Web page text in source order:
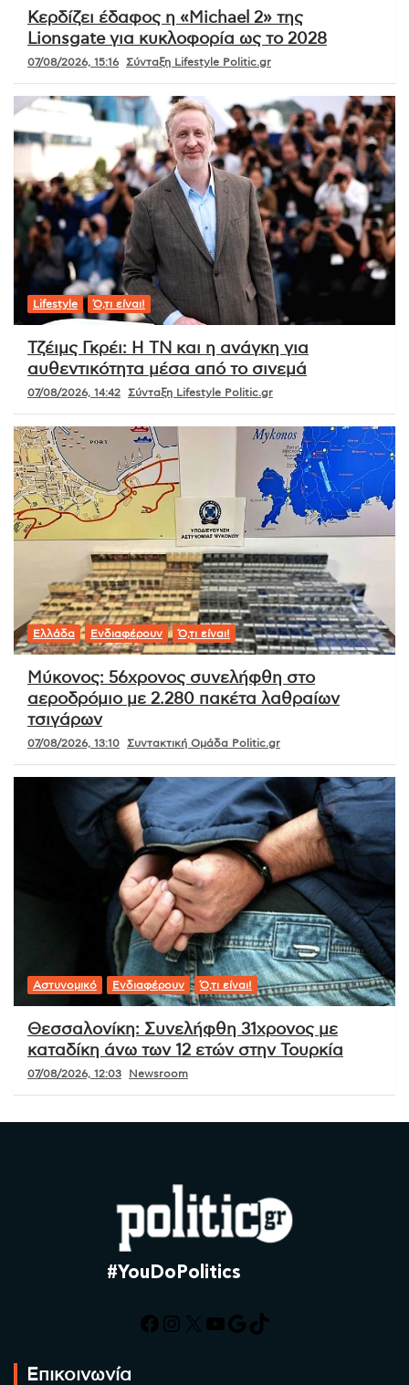
Κερδίζει έδαφος η «Michael 2» της
Lionsgate για κυκλοφορία ως το 2028
07/08/2026, 15:16 Σύνταξη Lifestyle Politic.gr
Lifestyle Ό,τι είναι!
Τζέιμς Γκρέι: Η ΤΝ και η ανάγκη για
αυθεντικότητα μέσα από το σινεμά
07/08/2026, 14:42 Σύνταξη Lifestyle Politic.gr
Ελλάδα Ενδιαφέρουν Ό,τι είναι!
Μύκονος: 56χρονος συνελήφθη στο
αεροδρόμιο με 2.280 πακέτα λαθραίων
τσιγάρων
07/08/2026, 13:10 Συντακτική Ομάδα Politic.gr
Αστυνομικό Ενδιαφέρουν Ό,τι είναι!
Θεσσαλονίκη: Συνελήφθη 31χρονος με
καταδίκη άνω των 12 ετών στην Τουρκία
07/08/2026, 12:03 Newsroom
#YouDoPolitics
Facebook
Instagram
X YouTube
Google
TikTok
Επικοινωνία